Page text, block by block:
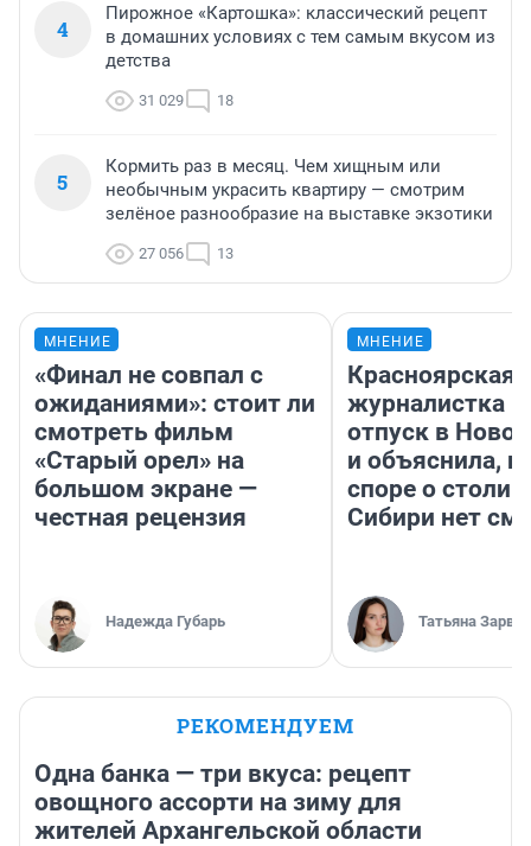
4
Пирожное «Картошка»: классический рецепт
в домашних условиях с тем самым вкусом из
детства
31 029 18
5
Кормить раз в месяц. Чем хищным или
необычным украсить квартиру — смотрим
зелёное разнообразие на выставке экзотики
27 056 13
МНЕНИЕ
«Финал не совпал с
ожиданиями»: стоит ли
смотреть фильм
«Старый орел» на
большом экране —
честная рецензия
Надежда Губарь
МНЕНИЕ
Красноярская
журналистка
отпуск в
и объяснила,
споре о
Сибири нет
Татьяна Зарва
РЕКОМЕНДУЕМ
Одна банка — три вкуса: рецепт
овощного ассорти на зиму для
жителей Архангельской области